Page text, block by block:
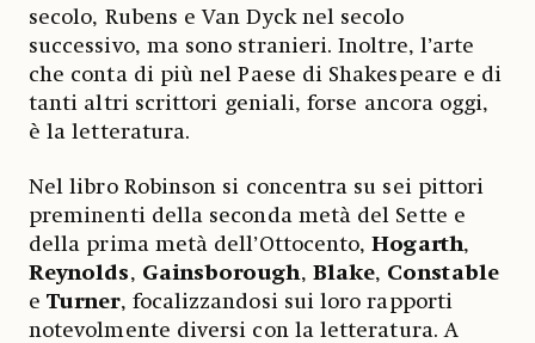
secolo, Rubens e Van Dyck nel secolo
successivo, ma sono stranieri. Inoltre, l’arte
che conta di più nel Paese di Shakespeare e di
tanti altri scrittori geniali, forse ancora oggi,
è la letteratura.
Nel libro Robinson si concentra su sei pittori
preminenti della seconda metà del Sette e
della prima metà dell’Ottocento,Hogarth,
Reynolds, Gainsborough, Blake, Constable
eTurner, focalizzandosi sui loro rapporti
notevolmente diversi con la letteratura. A